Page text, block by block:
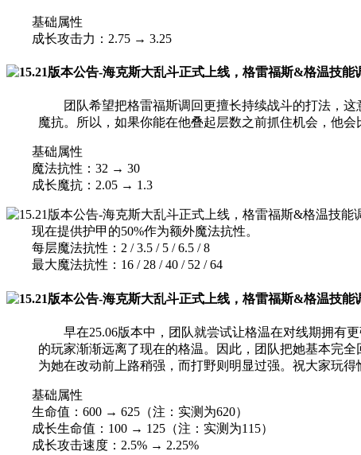
基础属性
成长攻击力：2.75 → 3.25
团队希望把格雷福斯调回更擅长持续战斗的打法，这
魔抗。所以，如果你能在他叠起层数之前抓住机会，他
基础属性
魔法抗性：32 → 30
成长魔抗：2.05 → 1.3
现在提供护甲的50%作为额外魔法抗性。
每层魔法抗性：2 / 3.5 / 5 / 6.5 / 8
最大魔法抗性：16 / 28 / 40 / 52 / 64
早在25.06版本中，团队就尝试让格温在对线期拥有更
的玩家渐渐远离了现在的格温。因此，团队把她基本完
为她在改动前上路稍强，而打野则明显过强。祝大家玩得
基础属性
生命值：600 → 625（注：实测为620）
成长生命值：100 → 125（注：实测为115）
成长攻击速度：2.5% → 2.25%